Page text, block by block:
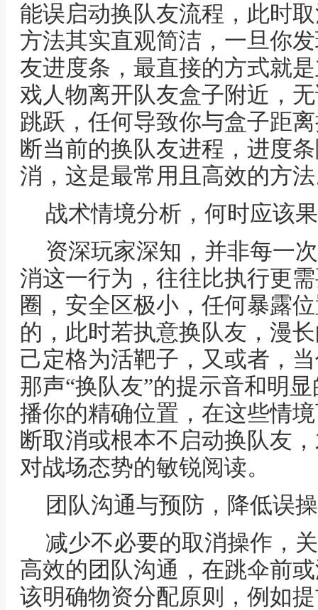
能误启动换队友流程，此时
方法其实直观简洁，一旦你
友进度条，最直接的方式就
戏人物离开队友盒子附近，
跳跃，任何导致你与盒子距
断当前的换队友进程，进度
消，这是最常用且高效的方
战术情境分析，何时应该
资深玩家深知，并非每一
消这一行为，往往比执行更
圈，安全区极小，任何暴露
的，此时若执意换队友，漫
己定格为活靶子，又或者，
那声“换队友”的提示音和明
播你的精确位置，在这些情
断取消或根本不启动换队友
对战场态势的敏锐阅读。
团队沟通与预防，降低误
减少不必要的取消操作，
高效的团队沟通，在跳伞前
该明确物资分配原则，例如